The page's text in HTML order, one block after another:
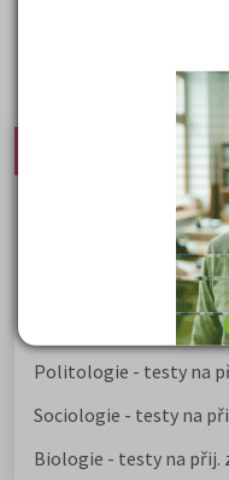
Nejprodávanější
Učebnice a testy
Psychologie -
Přijímací zkoušky z
Řešení otázek
Politologie - testy na
Sociologie - testy na
Biologie - testy na přij.